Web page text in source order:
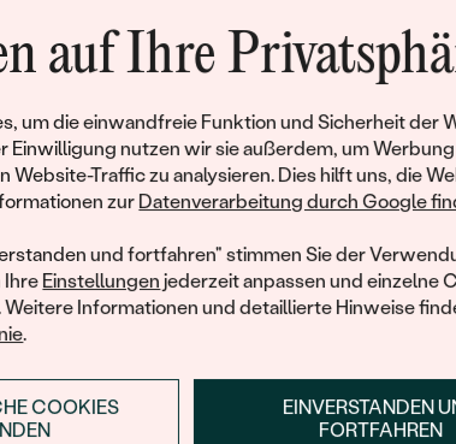
auf Ihre
um die einwandfreie Funktion und Sicherheit der
Einwilligung nutzen wir sie außerdem, um Werbung
Website-Traffic zu analysieren. Dies hilft uns, die
zur Datenverarbeitung durch Google
und fortfahren" stimmen Sie der
Ihre Einstellungen jederzeit anpassen und einzelne
Informationen und detaillierte Hinweise
.
EINVERSTANDEN
FORTFAHREN
COOKIES
KARATGEWICHT:
ABMESSUNGEN:
FORM:
REINHEIT:
FARBE:
SCHLIFF:
Rabatt auf
Werden Sie Teil
und entdecken Sie die
gefertigten Schmucks
Ihren ersten
ANMELDEN &